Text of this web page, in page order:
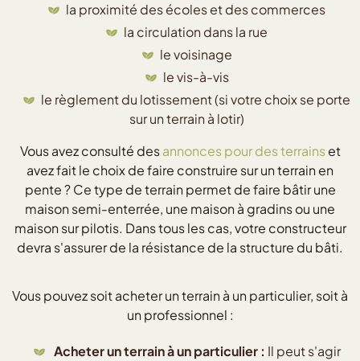
la proximité des écoles et des commerces
la circulation dans la rue
le voisinage
le vis-à-vis
le règlement du lotissement (si votre choix se porte
sur un terrain à lotir)
Vous avez consulté desannonces pour des terrainset
avez fait le choix de faire construire sur un terrain en
pente ? Ce type de terrain permet de faire bâtir une
maison semi-enterrée, une maison à gradins ou une
maison sur pilotis. Dans tous les cas, votre constructeur
devra s'assurer de la résistance de la structure du bâti.
Vous pouvez soit acheter un terrain à un particulier, soit à
un professionnel :
Acheter un terrain à un particulier : Il peut s'agir